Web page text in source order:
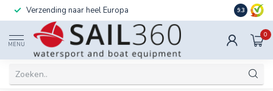
Verzending naar heel Europa Ook
9.3
MENU
0